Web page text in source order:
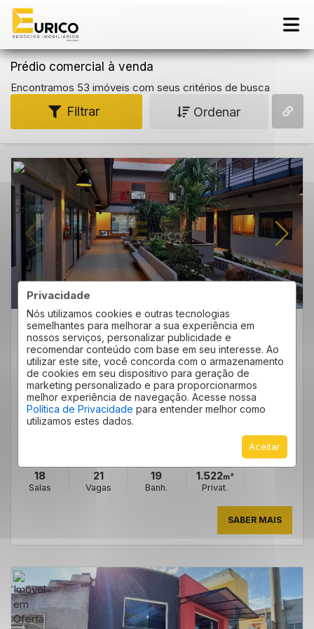
Privacidade
Nós utilizamos cookies e outras tecnologias
semelhantes para melhorar a sua experiência em
nossos serviços, personalizar publicidade e
recomendar conteúdo com base em seu interesse. Ao
utilizar este site, você concorda com o armazenamento
de cookies em seu dispositivo para geração de
marketing personalizado e para proporcionarmos
melhor experiência de navegação. Acesse nossa
Política de Privacidade para entender melhor como
utilizamos estes dados.
Aceitar
Prédio comercial à venda
Encontramos 53 imóveis com seus critérios de busca
Filtrar Ordenar
PRÉDIO COMERCIAL CONDOMÍNIO OMNI – NÚCLEO
DE NEGÓCIOS E TECNOLOGIA 1.170M²
CONDOMÍNIO OMNI – NÚCLEO DE NEGÓCIOS E
TECNOLOGIA - VALINHOS/SP
Cód.:19222
Economize R$ 3.290.000,00
VENDA: DE R$ 11.500.000,00
POR: R$ 8.210.000,00
IPTU R$ 476,80
18
Salas
21
Vagas
19
Banh.
1.522m²
Privat.
SABER MAIS